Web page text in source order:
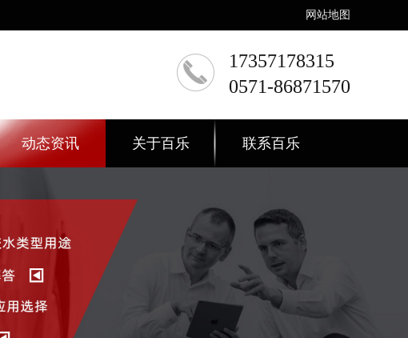
网站地图
17357178315
0571-86871570
动态资讯 关于百乐 联系百乐